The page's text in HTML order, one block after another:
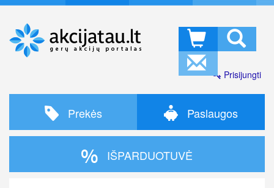
Prisijungti
Prekės Paslaugos
IŠPARDUOTUVĖ